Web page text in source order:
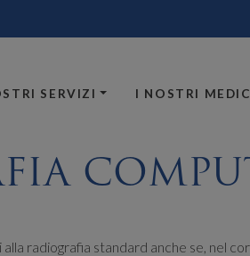
SERVIZI I NOSTRI
radiografia standard anche se, nel